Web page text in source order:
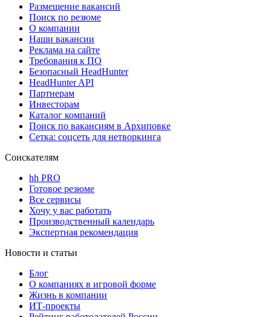
Размещение вакансий
Поиск по резюме
О компании
Наши вакансии
Реклама на сайте
Требования к ПО
Безопасный HeadHunter
HeadHunter API
Партнерам
Инвесторам
Каталог компаний
Поиск по вакансиям в Архиповке
Сетка: соцсеть для нетворкинга
Соискателям
hh PRO
Готовое резюме
Все сервисы
Хочу у вас работать
Производственный календарь
Экспертная рекомендация
Новости и статьи
Блог
О компаниях в игровой форме
Жизнь в компании
ИТ-проекты